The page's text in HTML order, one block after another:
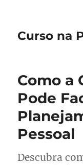
Curso na
Como a
Pode
Pessoal
Descubra